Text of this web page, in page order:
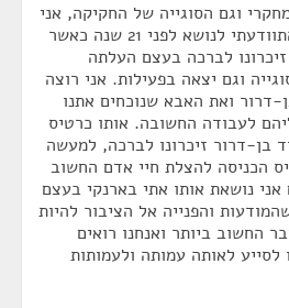
וגם הסוגייה של החקיקה, אני
רוצה לציין שאישית אני התוודעתי לנושא לפני 21 שנה כאשר
לברכה בעצם העלתה
וגם יצאה בפעילות. אני רוצה
דרור ואת האבא שנוכחים אתנו
לעבודה החשובה. אותו כרטיס
דרור זיכרונו לברכה, למעשה
הכניסה להצלת חיי אדם החשוב
נושאת אותו אתי בארנקי בעצם
שהמודעות והפנייה אל הציבור להיות
החשוב ביותר ואנחנו רואים
לאותה עמותה ולעמותות